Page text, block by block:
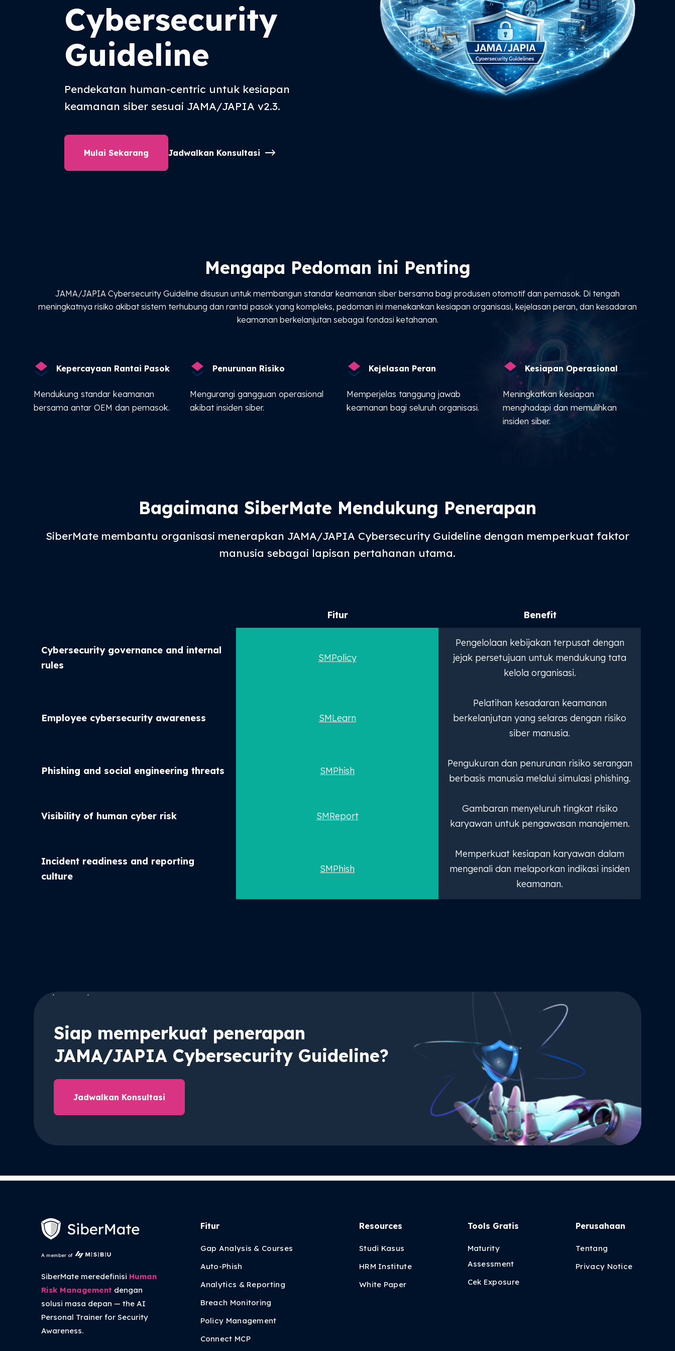
Cybersecurity
Guideline
Pendekatan human-centric untuk kesiapan
keamanan siber sesuai JAMA/JAPIA v2.3.
Mulai Sekarang Jadwalkan Konsultasi
Mengapa Pedoman ini Penting
JAMA/JAPIA Cybersecurity Guideline disusun untuk membangun standar keamanan siber bersama bagi produsen otomotif dan pemasok. Di tengah
meningkatnya risiko akibat sistem terhubung dan rantai pasok yang kompleks, pedoman ini menekankan kesiapan organisasi, kejelasan peran, dan kesadaran
keamanan berkelanjutan sebagai fondasi ketahanan.
Kepercayaan Rantai Pasok
Mendukung standar keamanan
bersama antar OEM dan pemasok.
Penurunan Risiko
Mengurangi gangguan operasional
akibat insiden siber.
Kejelasan Peran
Memperjelas tanggung jawab
keamanan bagi seluruh organisasi.
Kesiapan Operasional
Meningkatkan kesiapan
menghadapi dan memulihkan
insiden siber.
Bagaimana SiberMate Mendukung Penerapan
SiberMate membantu organisasi menerapkan JAMA/JAPIA Cybersecurity Guideline dengan memperkuat faktor
manusia sebagai lapisan pertahanan utama.
Fitur Benefit
Cybersecurity governance and internal
rules
SMPolicy
Pengelolaan kebijakan terpusat dengan
jejak persetujuan untuk mendukung tata
kelola organisasi.
Employee cybersecurity awareness SMLearn
Pelatihan kesadaran keamanan
berkelanjutan yang selaras dengan risiko
siber manusia.
Phishing and social engineering threats SMPhish
Pengukuran dan penurunan risiko serangan
berbasis manusia melalui simulasi phishing.
Visibility of human cyber risk SMReport
Gambaran menyeluruh tingkat risiko
karyawan untuk pengawasan manajemen.
Incident readiness and reporting
culture
SMPhish
Memperkuat kesiapan karyawan dalam
mengenali dan melaporkan indikasi insiden
keamanan.
Siap memperkuat penerapan
JAMA/JAPIA Cybersecurity Guideline?
Jadwalkan Konsultasi
A member of
SiberMate meredefinisi Human
Risk Management dengan
solusi masa depan — theAI
Personal Trainerfor Security
Awareness.
Fitur
Gap Analysis & Courses
Auto-Phish
Analytics & Reporting
Breach Monitoring
Policy Management
Connect MCP
Resources
Studi Kasus
HRM Institute
White Paper
Tools Gratis
Maturity
Assessment
Cek Exposure
Perusahaan
Tentang
Privacy Notice